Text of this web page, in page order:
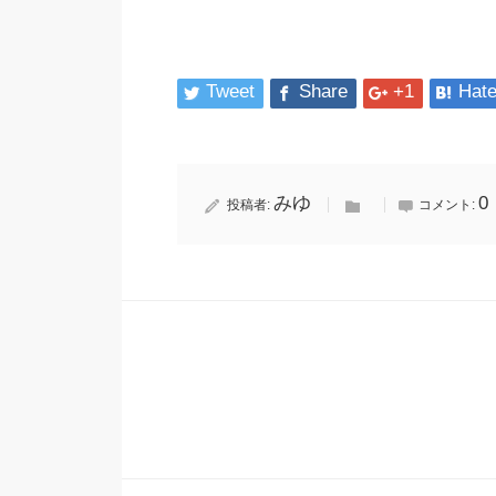
Tweet Share +1
投稿者: みゆ コメント: 0